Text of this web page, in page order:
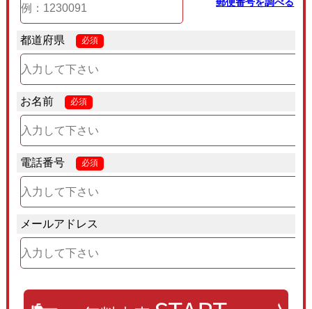
郵便番号を調べる
都道府県 必須
お名前 必須
電話番号 必須
メールアドレス